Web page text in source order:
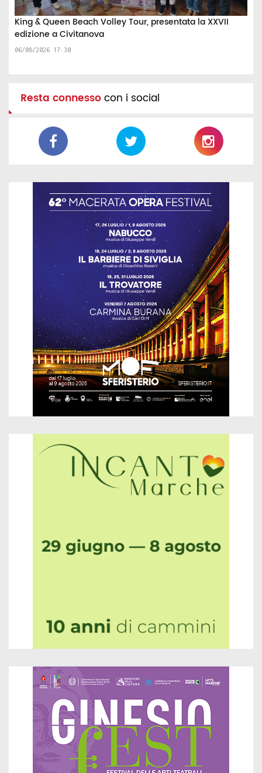
King & Queen Beach Volley Tour, presentata la XXVII
edizione a Civitanova
06/08/2026 17:30
Resta connessocon i social